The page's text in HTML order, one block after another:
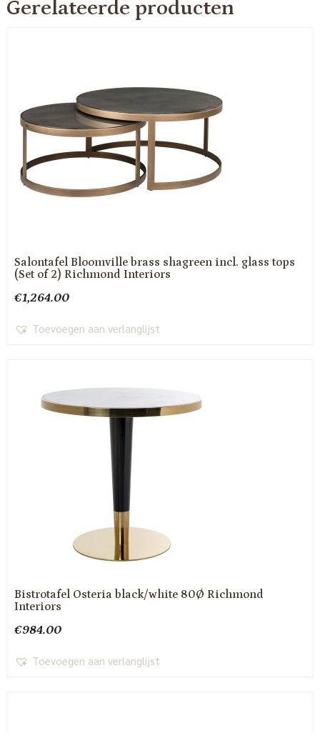
Gerelateerde producten
Salontafel Bloomville brass shagreen incl. glass tops
(Set of 2) Richmond Interiors
€1,264.00
Toevoegen aan verlanglijst
Bistrotafel Osteria black/white 80Ø Richmond
Interiors
€984.00
Toevoegen aan verlanglijst